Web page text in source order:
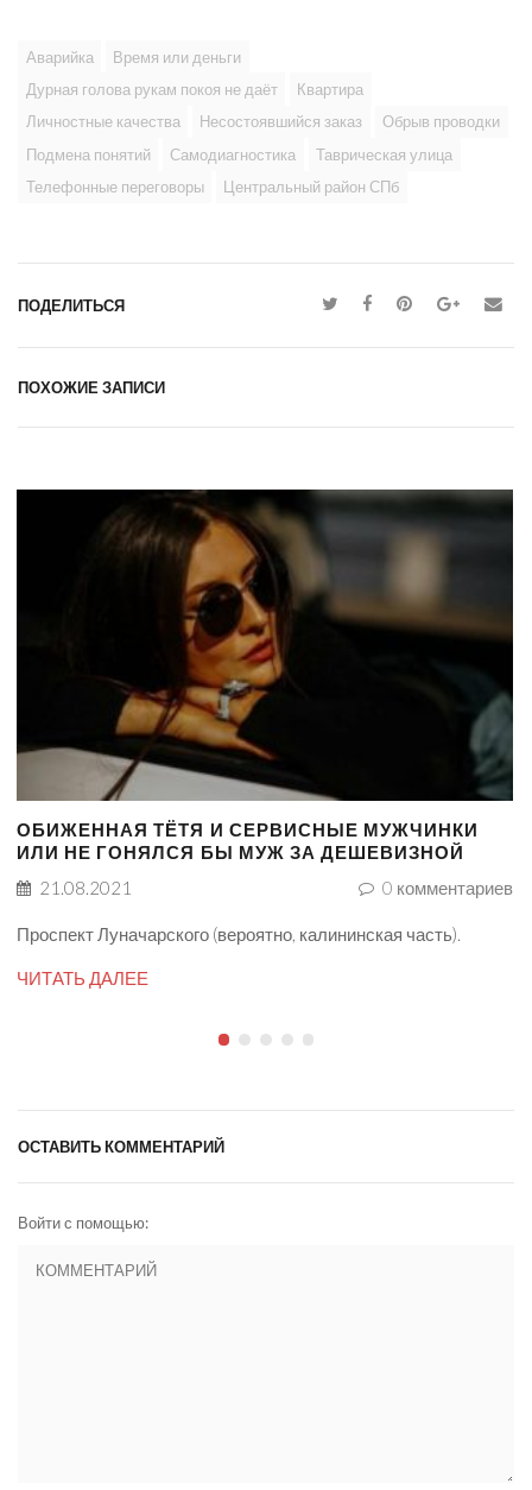
Аварийка
Время или деньги
Дурная голова рукам покоя не даёт
Квартира
Личностные качества
Несостоявшийся заказ
Обрыв проводки
Подмена понятий
Самодиагностика
Таврическая улица
Телефонные переговоры
Центральный район СПб
ПОДЕЛИТЬСЯ
ПОХОЖИЕ ЗАПИСИ
ОБИЖЕННАЯ ТЁТЯ И СЕРВИСНЫЕ МУЖЧИНКИ
ИЛИ НЕ ГОНЯЛСЯ БЫ МУЖ ЗА ДЕШЕВИЗНОЙ
21.08.2021
0 комментариев
Проспект Луначарского (вероятно, калининская часть).
ЧИТАТЬ ДАЛЕЕ
ОСТАВИТЬ КОММЕНТАРИЙ
Войти с помощью: